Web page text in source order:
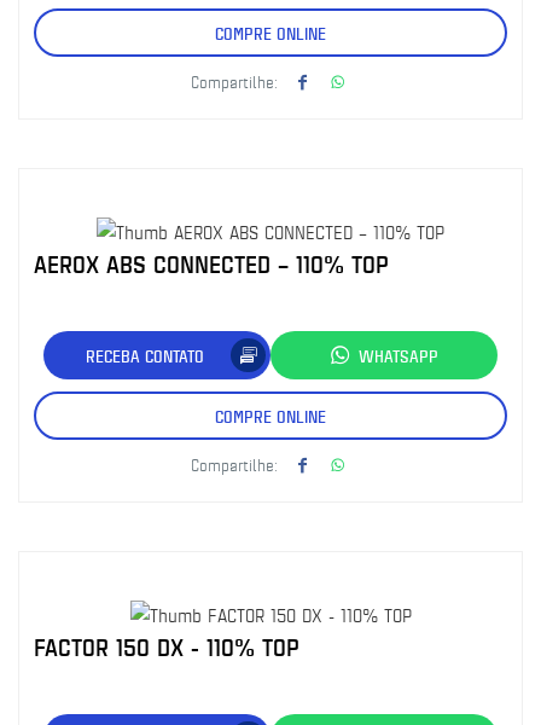
COMPRE ONLINE
Compartilhe:
AEROX ABS CONNECTED – 110% TOP
RECEBA CONTATO WHATSAPP
COMPRE ONLINE
Compartilhe:
FACTOR 150 DX - 110% TOP